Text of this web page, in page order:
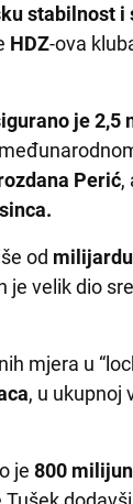
stabilnost i
HDZ-ova
je 2,5
Perić,
od
je velik dio
mjera u
, u ukupnoj
je 800